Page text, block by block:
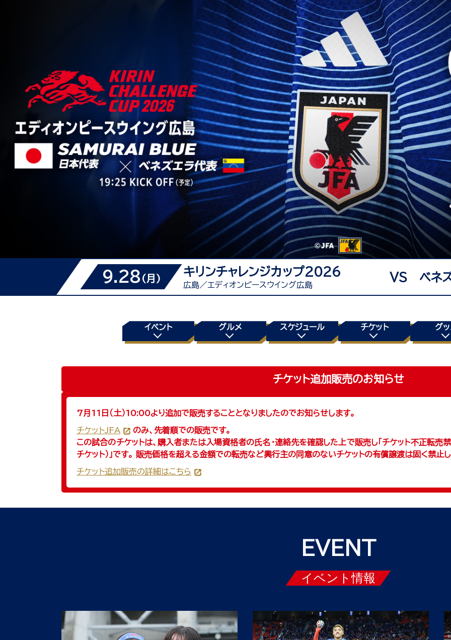
9.28 (月)
キリンチャレンジカップ2026
広島／エディオンピースウイング広島
VS ベネ
イベント グルメ スケジュール チケット グ
チケット追加販売のお知らせ
7月11日（土）10:00より追加で販売することとなりましたのでお知らせします。
チケットJFA
のみ、先着順での販売です。
この試合のチケットは、購入者または入場資格者の氏名・連絡先を確認した上で販売し「チケット不正転売
チケット）」です。 販売価格を超える金額での転売など興行主の同意のないチケットの有償譲渡は固く禁止し
チケット追加販売の詳細はこちら
EVENT
イベント情報